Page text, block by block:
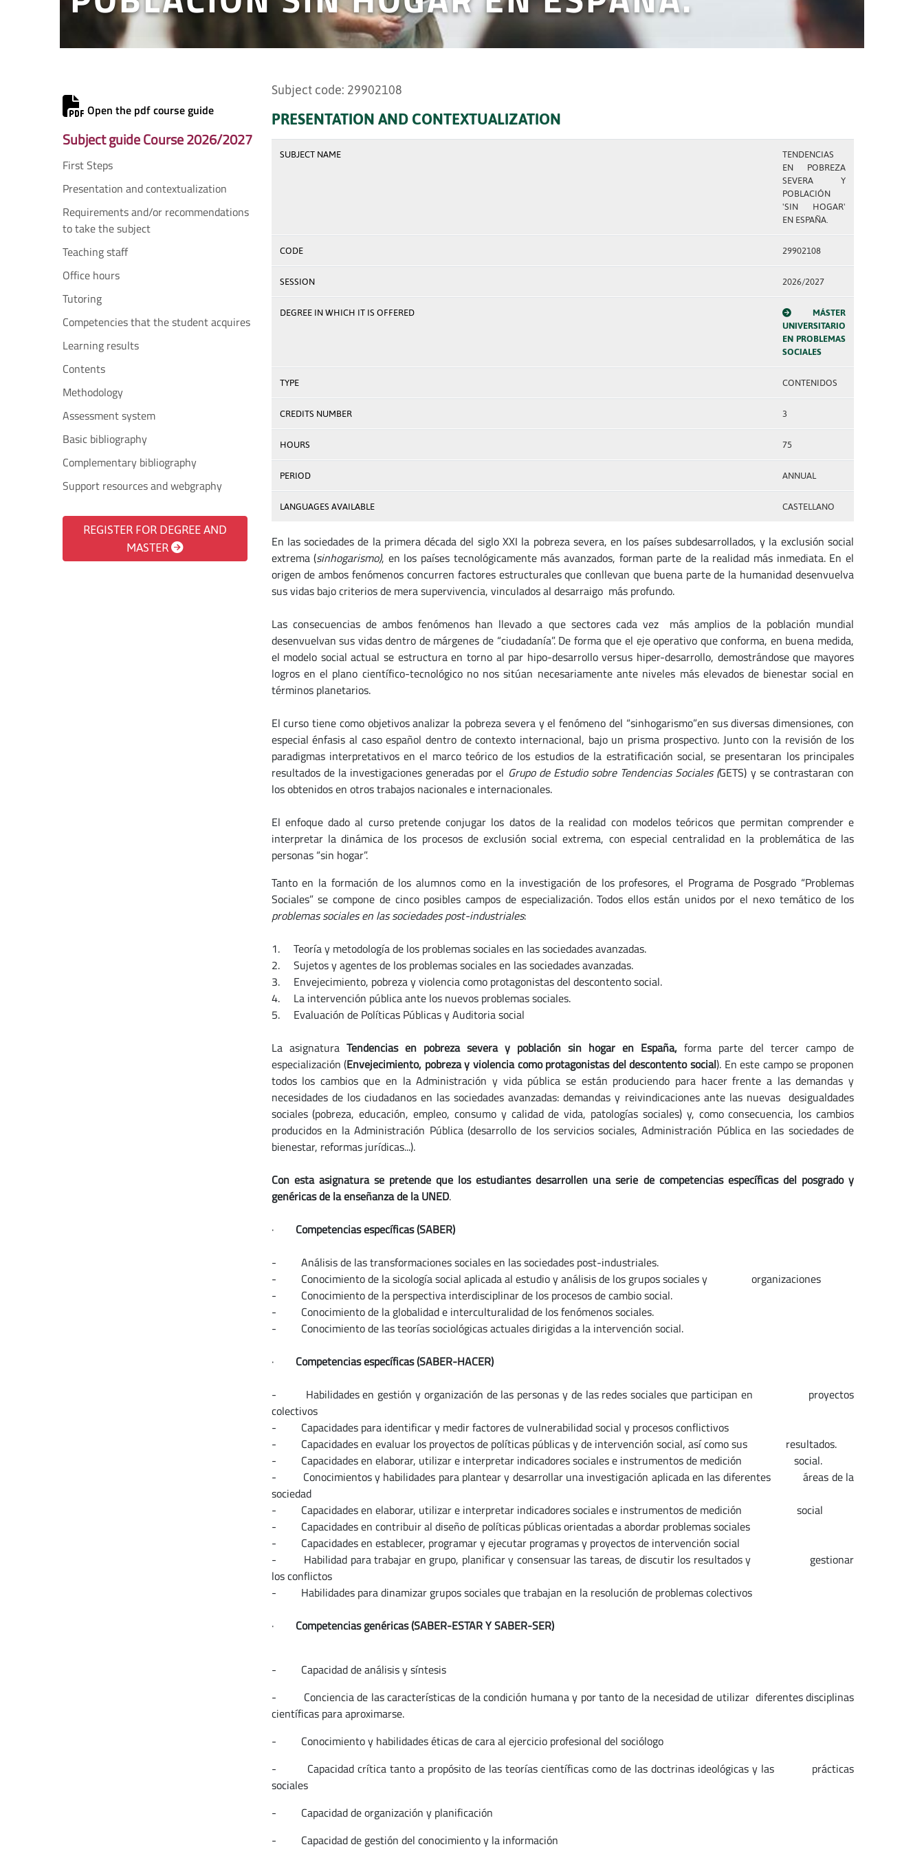
Open the pdf course guide
Subject guide Course 2026/2027
First Steps
Presentation and contextualization
Requirements and/or recommendations
to take the subject
Teaching staff
Office hours
Tutoring
Competencies that the student acquires
Learning results
Contents
Methodology
Assessment system
Basic bibliography
Complementary bibliography
Support resources and webgraphy
REGISTER FOR DEGREE AND
MASTER
Subject code: 29902108
PRESENTATION AND CONTEXTUALIZATION
SUBJECT NAME
TENDENCIAS
EN POBREZA
SEVERA Y
POBLACIÓN
'SIN HOGAR'
EN ESPAÑA.
CODE 29902108
SESSION 2026/2027
DEGREE IN WHICH IT IS OFFERED
MÁSTER
UNIVERSITARIO
EN PROBLEMAS
SOCIALES
TYPE CONTENIDOS
CREDITS NUMBER 3
HOURS 75
PERIOD ANNUAL
LANGUAGES AVAILABLE CASTELLANO
En las sociedades de la primera década del siglo XXI la pobreza severa, en los países subdesarrollados, y la exclusión social
extrema (sinhogarismo), en los países tecnológicamente más avanzados, forman parte de la realidad más inmediata. En el
origen de ambos fenómenos concurren factores estructurales que conllevan que buena parte de la humanidad desenvuelva
sus vidas bajo criterios de mera supervivencia, vinculados al desarraigo más profundo.
Las consecuencias de ambos fenómenos han llevado a que sectores cada vez más amplios de la población mundial
desenvuelvan sus vidas dentro de márgenes de “ciudadanía”. De forma que el eje operativo que conforma, en buena medida,
el modelo social actual se estructura en torno al par hipo-desarrollo versus hiper-desarrollo, demostrándose que mayores
logros en el plano científico-tecnológico no nos sitúan necesariamente ante niveles más elevados de bienestar social en
términos planetarios.
El curso tiene como objetivos analizar la pobreza severa y el fenómeno del “sinhogarismo”en sus diversas dimensiones, con
especial énfasis al caso español dentro de contexto internacional, bajo un prisma prospectivo. Junto con la revisión de los
paradigmas interpretativos en el marco teórico de los estudios de la estratificación social, se presentaran los principales
resultados de la investigaciones generadas por el Grupo de Estudio sobre Tendencias Sociales (GETS) y se contrastaran con
los obtenidos en otros trabajos nacionales e internacionales.
El enfoque dado al curso pretende conjugar los datos de la realidad con modelos teóricos que permitan comprender e
interpretar la dinámica de los procesos de exclusión social extrema, con especial centralidad en la problemática de las
personas “sin hogar”.
Tanto en la formación de los alumnos como en la investigación de los profesores, el Programa de Posgrado “Problemas
Sociales” se compone de cinco posibles campos de especialización. Todos ellos están unidos por el nexo temático de los
problemas sociales en las sociedades post-industriales:
1. Teoría y metodología de los problemas sociales en las sociedades avanzadas.
2. Sujetos y agentes de los problemas sociales en las sociedades avanzadas.
3. Envejecimiento, pobreza y violencia como protagonistas del descontento social.
4. La intervención pública ante los nuevos problemas sociales.
5. Evaluación de Políticas Públicas y Auditoria social
La asignatura Tendencias en pobreza severa y población sin hogar en España, forma parte del tercer campo de
especialización (Envejecimiento, pobreza y violencia como protagonistas del descontento social). En este campo se proponen
todos los cambios que en la Administración y vida pública se están produciendo para hacer frente a las demandas y
necesidades de los ciudadanos en las sociedades avanzadas: demandas y reivindicaciones ante las nuevas desigualdades
sociales (pobreza, educación, empleo, consumo y calidad de vida, patologías sociales) y, como consecuencia, los cambios
producidos en la Administración Pública (desarrollo de los servicios sociales, Administración Pública en las sociedades de
bienestar, reformas jurídicas...).
Con esta asignatura se pretende que los estudiantes desarrollen una serie de competencias específicas del posgrado y
genéricas de la enseñanza de la UNED.
· Competencias específicas (SABER)
- Análisis de las transformaciones sociales en las sociedades post-industriales.
- Conocimiento de la sicología social aplicada al estudio y análisis de los grupos sociales y organizaciones
- Conocimiento de la perspectiva interdisciplinar de los procesos de cambio social.
- Conocimiento de la globalidad e interculturalidad de los fenómenos sociales.
- Conocimiento de las teorías sociológicas actuales dirigidas a la intervención social.
· Competencias específicas (SABER-HACER)
- Habilidades en gestión y organización de las personas y de las redes sociales que participan en proyectos
colectivos
- Capacidades para identificar y medir factores de vulnerabilidad social y procesos conflictivos
- Capacidades en evaluar los proyectos de políticas públicas y de intervención social, así como sus resultados.
- Capacidades en elaborar, utilizar e interpretar indicadores sociales e instrumentos de medición social.
- Conocimientos y habilidades para plantear y desarrollar una investigación aplicada en las diferentes áreas de la
sociedad
- Capacidades en elaborar, utilizar e interpretar indicadores sociales e instrumentos de medición social
- Capacidades en contribuir al diseño de políticas públicas orientadas a abordar problemas sociales
- Capacidades en establecer, programar y ejecutar programas y proyectos de intervención social
- Habilidad para trabajar en grupo, planificar y consensuar las tareas, de discutir los resultados y gestionar
los conflictos
- Habilidades para dinamizar grupos sociales que trabajan en la resolución de problemas colectivos
· Competencias genéricas (SABER-ESTAR Y SABER-SER)
- Capacidad de análisis y síntesis
- Conciencia de las características de la condición humana y por tanto de la necesidad de utilizar diferentes disciplinas
científicas para aproximarse.
- Conocimiento y habilidades éticas de cara al ejercicio profesional del sociólogo
- Capacidad crítica tanto a propósito de las teorías científicas como de las doctrinas ideológicas y las prácticas
sociales
- Capacidad de organización y planificación
- Capacidad de gestión del conocimiento y la información